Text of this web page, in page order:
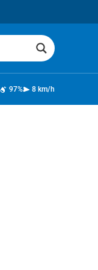
97% 8 km/h